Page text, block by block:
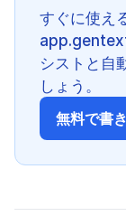
すぐに使え
シストと自
しょう。
無料で書